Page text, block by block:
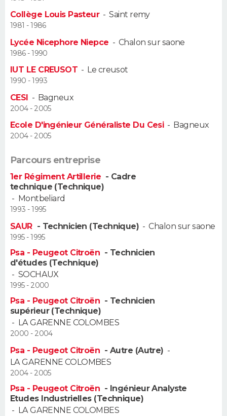
Alimentation
Guide de la santé
Maladies
Médicaments
Sommeil
VOYAGE
Destinations
City break
Voyage nature
Voyage de noces
Forum
Climat
+
PHOTO
GUIDES D'ACHAT
BONS PLANS
Carte de Noël
Carte Bonne année
Carte Saint-Valentin
Carte Pâques
Carte d'anniversaire
Dictionnaire
Biographies
Citations
Expressions
Proverbes
PROGRAMME TV
COPAINS D'AVANT
S'inscrire
Se connecter
Lycées
Collèges
Primaires
Universités
Entreprises
Service militaire
Avis de recherche
AVIS DE DÉCÈS
FORUM
Bricolage
Lifestyle
Culture
Sport
Auto
Television
Voyage
Cinema
Collège Louis Pasteur-Saint remy
1981 - 1986
Lycée Nicephore Niepce - Chalon sur saone
1986 - 1990
IUT LE CREUSOT - Le creusot
1990 - 1993
CESI - Bagneux
2004 - 2005
Ecole D'ingénieur Généraliste Du Cesi- Bagneux
2004 - 2005
Parcours entreprise
1er Régiment Artillerie - Cadre
technique (Technique)
- Montbeliard
1993 - 1995
SAUR - Technicien (Technique) -Chalon sur saone
1995 - 1995
Psa - Peugeot Citroën - Technicien
d'études (Technique)
- SOCHAUX
1995 - 2000
Psa - Peugeot Citroën - Technicien
supérieur (Technique)
- LA GARENNE COLOMBES
2000 - 2004
Psa - Peugeot Citroën - Autre (Autre) -
LA GARENNE COLOMBES
2004 - 2005
Psa - Peugeot Citroën - Ingénieur Analyste
Etudes Industrielles (Technique)
- LA GARENNE COLOMBES